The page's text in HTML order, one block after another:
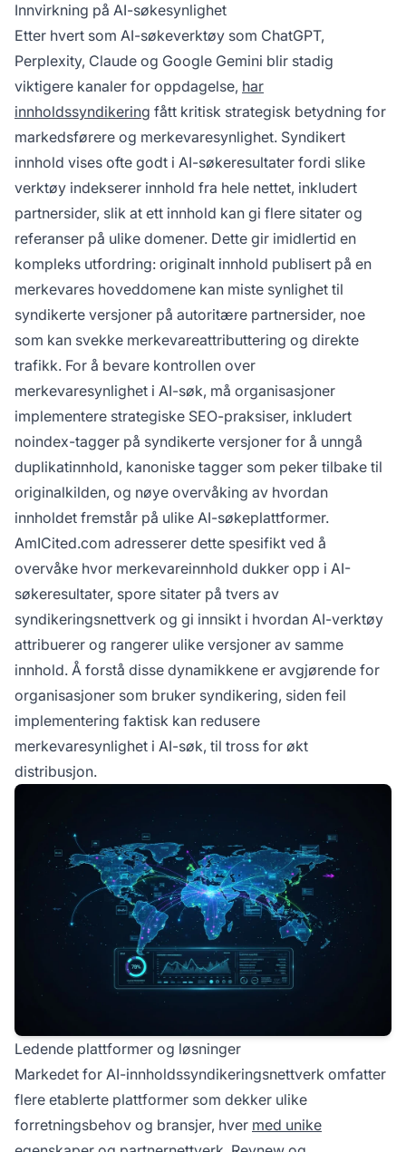
Innvirkning på AI-søkesynlighet
Etter hvert som AI-søkeverktøy som ChatGPT,
Perplexity, Claude og Google Gemini blir stadig
viktigere kanaler for oppdagelse, har
innholdssyndikering fått kritisk strategisk betydning for
markedsførere og merkevaresynlighet. Syndikert
innhold vises ofte godt i AI-søkeresultater fordi slike
verktøy indekserer innhold fra hele nettet, inkludert
partnersider, slik at ett innhold kan gi flere sitater og
referanser på ulike domener. Dette gir imidlertid en
kompleks utfordring: originalt innhold publisert på en
merkevares hoveddomene kan miste synlighet til
syndikerte versjoner på autoritære partnersider, noe
som kan svekke merkevareattributtering og direkte
trafikk. For å bevare kontrollen over
merkevaresynlighet i AI-søk, må organisasjoner
implementere strategiske SEO-praksiser, inkludert
noindex-tagger på syndikerte versjoner for å unngå
duplikatinnhold, kanoniske tagger som peker tilbake til
originalkilden, og nøye overvåking av hvordan
innholdet fremstår på ulike AI-søkeplattformer.
AmICited.com adresserer dette spesifikt ved å
overvåke hvor merkevareinnhold dukker opp i AI-
søkeresultater, spore sitater på tvers av
syndikeringsnettverk og gi innsikt i hvordan AI-verktøy
attribuerer og rangerer ulike versjoner av samme
innhold. Å forstå disse dynamikkene er avgjørende for
organisasjoner som bruker syndikering, siden feil
implementering faktisk kan redusere
merkevaresynlighet i AI-søk, til tross for økt
distribusjon.
Ledende plattformer og løsninger
Markedet for AI-innholdssyndikeringsnettverk omfatter
flere etablerte plattformer som dekker ulike
forretningsbehov og bransjer, hver med unike